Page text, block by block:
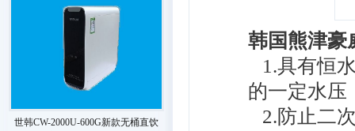
世韩CW-2000U-600G新款无桶直饮
韩国熊津豪
1.具有恒
的一定水压
2.防止二